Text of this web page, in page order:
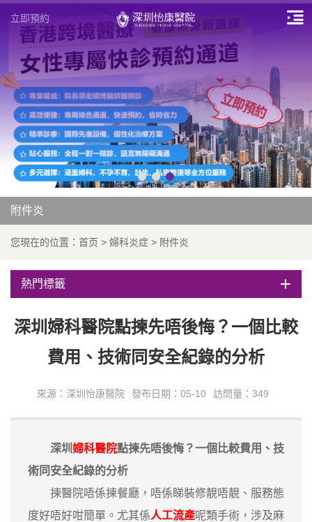
立即預約
附件炎
您現在的位置： 首页 > 婦科炎症 > 附件炎
熱門標籤
深圳婦科醫院點揀先唔後悔？一個比較
費用、技術同安全紀錄的分析
來源：深圳怡康醫院 發布日期：05-10 訪問量：349
深圳 婦科醫院點揀先唔後悔？一個比較費用、技
術同安全紀錄的分析
揀醫院唔係揀餐廳，唔係睇裝修靚唔靚、服務態
度好唔好咁簡單。尤其係人工流產呢類手術，涉及麻